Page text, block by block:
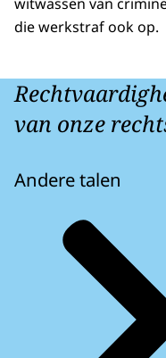
die werkstraf ook op.
van onze
Andere talen